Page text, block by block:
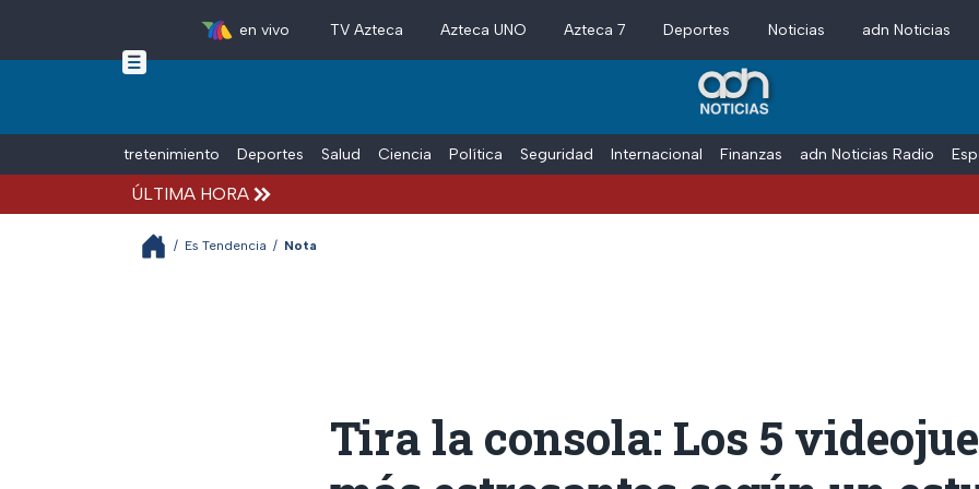
Skip to main content
en vivo TV Azteca Azteca UNO Azteca 7 Deportes Noticias adn Noticias
Entretenimiento Deportes Salud Ciencia Política Seguridad Internacional Finanzas adn Noticias Radio
ÚLTIMA HORA
/ Es Tendencia / Nota
Tira la consola: Los 5